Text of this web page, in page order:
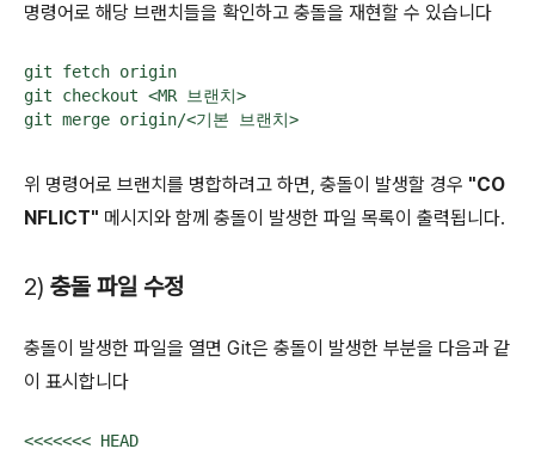
명령어로 해당 브랜치들을 확인하고 충돌을 재현할 수 있습니다
git fetch origin
git checkout <MR 브랜치>
git merge origin/<기본 브랜치>
위 명령어로 브랜치를 병합하려고 하면, 충돌이 발생할 경우 "CO
NFLICT" 메시지와 함께 충돌이 발생한 파일 목록이 출력됩니다.
2) 충돌 파일 수정
충돌이 발생한 파일을 열면 Git은 충돌이 발생한 부분을 다음과 같
이 표시합니다
<<<<<<< HEAD